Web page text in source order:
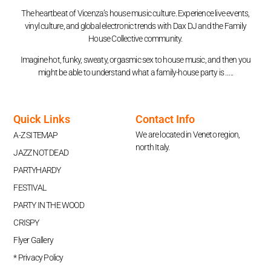
The heartbeat of Vicenza’s house music culture. Experience live events,
vinyl culture, and global electronic trends with Dax DJ and the Family
House Collective community.
Imagine hot, funky, sweaty, orgasmic sex to house music, and then you
might be able to understand what a family-house party is …..
Quick Links
A-Z SITEMAP
JAZZ NOT DEAD
PARTYHARDY
FESTIVAL
PARTY IN THE WOOD
CRISPY
Flyer Gallery
* Privacy Policy
Contact Info
We are located in Veneto region,
north Italy.